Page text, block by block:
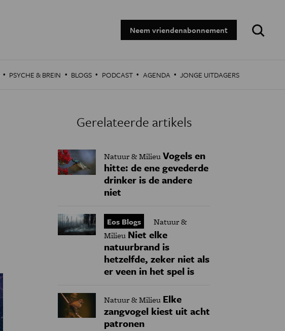
Neem vriendenabonnement
Zoeken:
· PSYCHE & BREIN · BLOGS · PODCAST · AGENDA · JONGE UITDAGERS
Gerelateerde artikels
Natuur & MilieuVogels en
hitte: de ene gevederde
drinker is de andere
niet
Eos Blogs
Natuur &
Milieu Niet elke
natuurbrand is
hetzelfde, zeker niet als
er veen in het spel is
Natuur & Milieu Elke
zangvogel kiest uit acht
patronen